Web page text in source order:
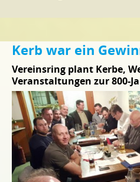
Kerb war ein
Vereinsring plant Kerbe,
Veranstaltungen zur 800-